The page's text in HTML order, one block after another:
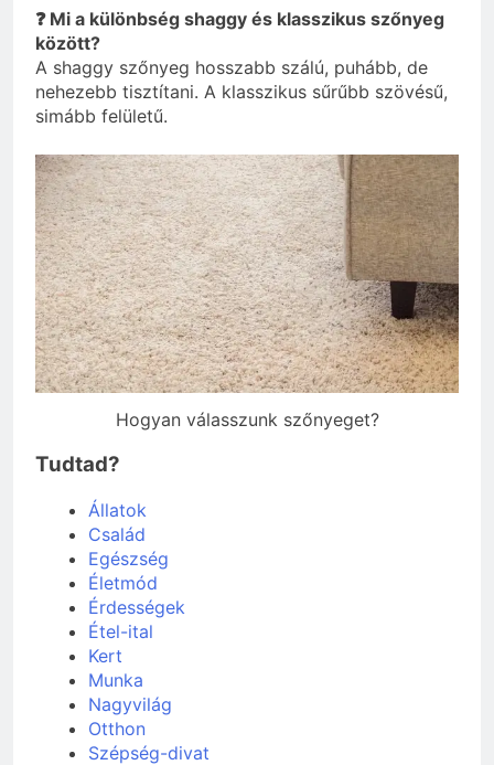
❓ Mi a különbség shaggy és klasszikus szőnyeg
között?
A shaggy szőnyeg hosszabb szálú, puhább, de
nehezebb tisztítani. A klasszikus sűrűbb szövésű,
simább felületű.
Hogyan válasszunk szőnyeget?
Tudtad?
Állatok
Család
Egészség
Életmód
Érdességek
Étel-ital
Kert
Munka
Nagyvilág
Otthon
Szépség-divat